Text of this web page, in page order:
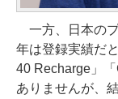
一方、日本の
年は登録実績だ
40 Recharge」
ありませんが、